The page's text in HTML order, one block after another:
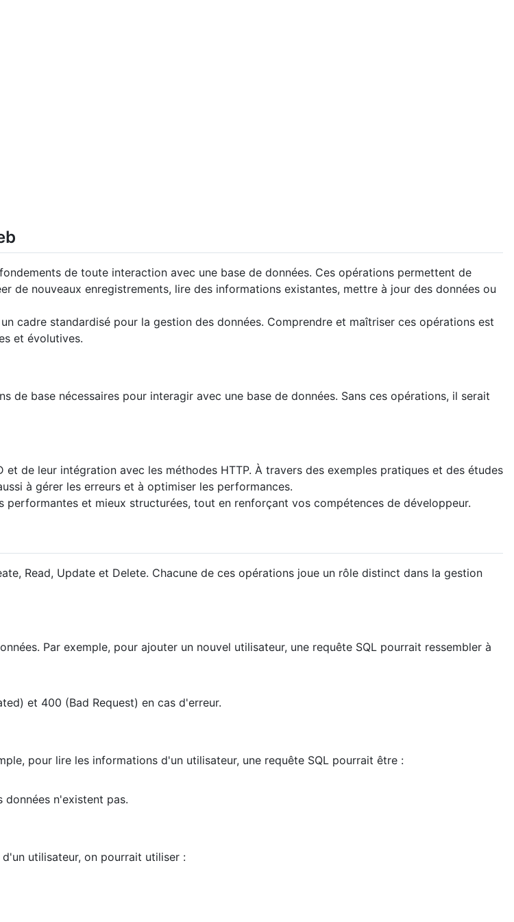
de toute interaction avec une base de données. Ces opérations permettent de
de nouveaux enregistrements, lire des informations existantes, mettre à jour des données ou
cadre standardisé pour la gestion des données. Comprendre et maîtriser ces opérations est
et évolutives.
de base nécessaires pour interagir avec une base de données. Sans ces opérations, il serait
de leur intégration avec les méthodes HTTP. À travers des exemples pratiques et des études
à gérer les erreurs et à optimiser les performances.
et mieux structurées, tout en renforçant vos compétences de développeur.
Read, Update et Delete. Chacune de ces opérations joue un rôle distinct dans la gestion
Par exemple, pour ajouter un nouvel utilisateur, une requête SQL pourrait ressembler à
et 400 (Bad Request) en cas d'erreur.
pour lire les informations d'un utilisateur, une requête SQL pourrait être :
n'existent pas.
utilisateur, on pourrait utiliser :